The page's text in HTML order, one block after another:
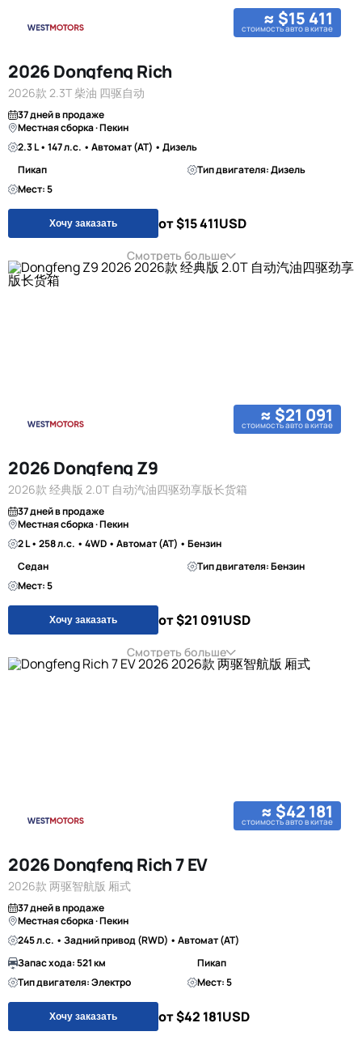
≈ $15 411
стоимость авто в китае
2026 Dongfeng Rich
2026款 2.3T 柴油 四驱自动
37 дней в продаже
Местная сборка · Пекин
2.3 L • 147 л.с. • Автомат (AT) • Дизель
Пикап
Тип двигателя: Дизель
Мест: 5
Хочу заказать от $15 411USD
Смотреть больше
≈ $21 091
стоимость авто в китае
2026 Dongfeng Z9
2026款 经典版 2.0T 自动汽油四驱劲享版长货箱
37 дней в продаже
Местная сборка · Пекин
2 L • 258 л.с. • 4WD • Автомат (AT) • Бензин
Седан
Тип двигателя: Бензин
Мест: 5
Хочу заказать от $21 091USD
Смотреть больше
≈ $42 181
стоимость авто в китае
2026 Dongfeng Rich 7 EV
2026款 两驱智航版 厢式
37 дней в продаже
Местная сборка · Пекин
245 л.с. • Задний привод (RWD) • Автомат (AT)
Запас хода: 521 км
Пикап
Тип двигателя: Электро
Мест: 5
Хочу заказать от $42 181USD